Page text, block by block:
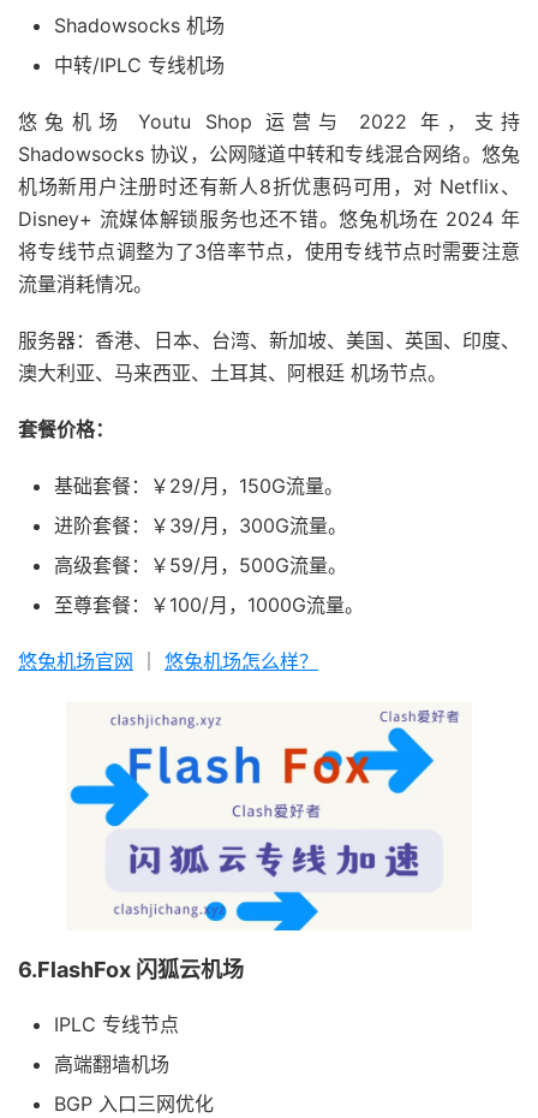
Shadowsocks 机场
中转/IPLC 专线机场
悠兔机场 Youtu Shop 运营与 2022 年，支持
Shadowsocks 协议，公网隧道中转和专线混合网络。悠兔
机场新用户注册时还有新人8折优惠码可用，对 Netflix、
Disney+ 流媒体解锁服务也还不错。悠兔机场在 2024 年
将专线节点调整为了3倍率节点，使用专线节点时需要注意
流量消耗情况。
服务器：香港、日本、台湾、新加坡、美国、英国、印度、
澳大利亚、马来西亚、土耳其、阿根廷 机场节点。
套餐价格：
基础套餐：￥29/月，150G流量。
进阶套餐：￥39/月，300G流量。
高级套餐：￥59/月，500G流量。
至尊套餐：￥100/月，1000G流量。
悠兔机场官网 悠兔机场怎么样？
6.FlashFox 闪狐云机场
IPLC 专线节点
高端翻墙机场
BGP 入口三网优化